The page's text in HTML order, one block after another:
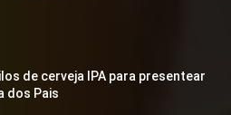
de cerveja IPA para presentear
dos Pais